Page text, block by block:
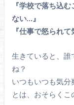
『学校で落ち込
ない…』
『仕事で怒られ
生きていると、誰
ね？
いつもいつも気分
とは、おそらくこ